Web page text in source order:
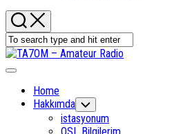
Expand
Home
Hakkımda Toggle
Child
Menu
istasyonum